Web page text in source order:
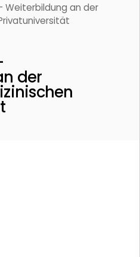
Weiterbildung an der
der